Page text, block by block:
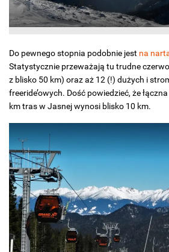
Do pewnego stopnia podobnie jest na
Statystycznie przeważają tu trudne
z blisko 50 km) oraz aż 12 (!) dużych i
freeride’owych. Dość powiedzieć, że
km tras w Jasnej wynosi blisko 10 km.